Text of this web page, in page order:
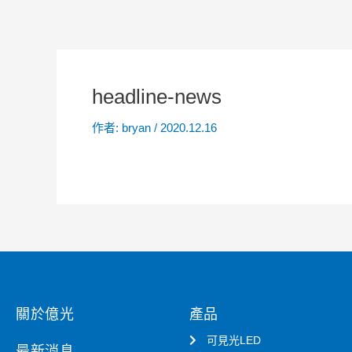
headline-news
作者: bryan / 2020.12.16
關於億光 產品
可見光LED